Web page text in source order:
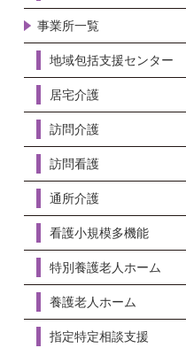
事業所一覧
地域包括支援センター
居宅介護
訪問介護
訪問看護
通所介護
看護小規模多機能
特別養護老人ホーム
養護老人ホーム
指定特定相談支援